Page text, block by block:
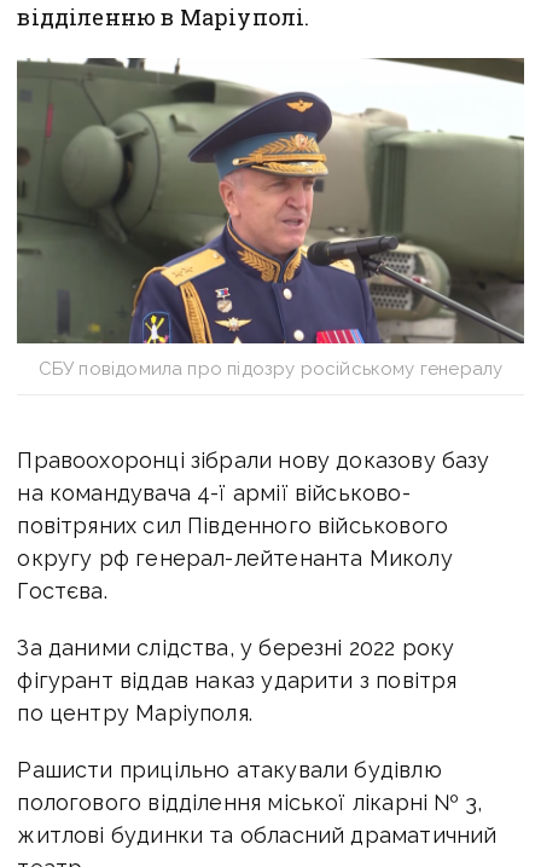
відділенню в Маріуполі.
СБУ повідомила про підозру російському генералу
Правоохоронці зібрали нову доказову базу
на командувача 4-ї армії військово-
повітряних сил Південного військового
округу рф генерал-лейтенанта Миколу
Гостєва.
За даними слідства, у березні 2022 року
фігурант віддав наказ ударити з повітря
по центру Маріуполя.
Рашисти прицільно атакували будівлю
пологового відділення міської лікарні № 3,
житлові будинки та обласний драматичний